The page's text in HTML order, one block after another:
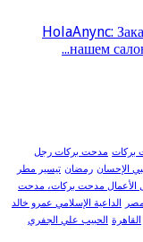
HolaAnync:
нашем
بركات مدحت بركات رجل
الإحسان رمضان تيسير مطر
الأعمال مدحت بركات، مدحت
الداعية الإسلامي عمرو خالد
القاهرة الحبيب علي الجفري